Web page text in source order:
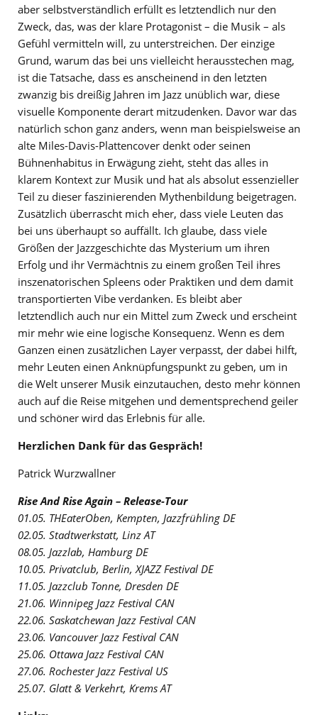
aber selbstverständlich erfüllt es letztendlich nur den
Zweck, das, was der klare Protagonist – die Musik – als
Gefühl vermitteln will, zu unterstreichen. Der einzige
Grund, warum das bei uns vielleicht herausstechen mag,
ist die Tatsache, dass es anscheinend in den letzten
zwanzig bis dreißig Jahren im Jazz unüblich war, diese
visuelle Komponente derart mitzudenken. Davor war das
natürlich schon ganz anders, wenn man beispielsweise an
alte Miles-Davis-Plattencover denkt oder seinen
Bühnenhabitus in Erwägung zieht, steht das alles in
klarem Kontext zur Musik und hat als absolut essenzieller
Teil zu dieser faszinierenden Mythenbildung beigetragen.
Zusätzlich überrascht mich eher, dass viele Leuten das
bei uns überhaupt so auffällt. Ich glaube, dass viele
Größen der Jazzgeschichte das Mysterium um ihren
Erfolg und ihr Vermächtnis zu einem großen Teil ihres
inszenatorischen Spleens oder Praktiken und dem damit
transportierten Vibe verdanken. Es bleibt aber
letztendlich auch nur ein Mittel zum Zweck und erscheint
mir mehr wie eine logische Konsequenz. Wenn es dem
Ganzen einen zusätzlichen Layer verpasst, der dabei hilft,
mehr Leuten einen Anknüpfungspunkt zu geben, um in
die Welt unserer Musik einzutauchen, desto mehr können
auch auf die Reise mitgehen und dementsprechend geiler
und schöner wird das Erlebnis für alle.
Herzlichen Dank für das Gespräch!
Patrick Wurzwallner
Rise And Rise Again – Release-Tour
01.05. THEaterOben, Kempten, Jazzfrühling DE
02.05. Stadtwerkstatt, Linz AT
08.05. Jazzlab, Hamburg DE
10.05. Privatclub, Berlin, XJAZZ Festival DE
11.05. Jazzclub Tonne, Dresden DE
21.06. Winnipeg Jazz Festival CAN
22.06. Saskatchewan Jazz Festival CAN
23.06. Vancouver Jazz Festival CAN
25.06. Ottawa Jazz Festival CAN
27.06. Rochester Jazz Festival US
25.07. Glatt & Verkehrt, Krems AT